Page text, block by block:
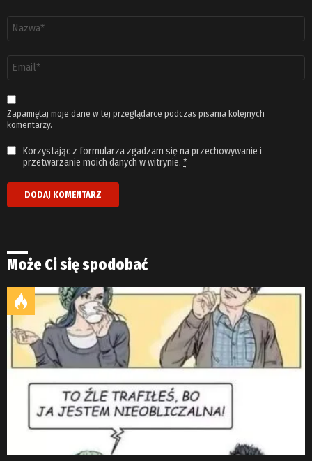
email
*
Zapamiętaj moje dane w tej przeglądarce podczas pisania kolejnych
komentarzy.
Korzystając z formularza zgadzam się na przechowywanie i
przetwarzanie moich danych w witrynie. *
Może Ci się spodobać